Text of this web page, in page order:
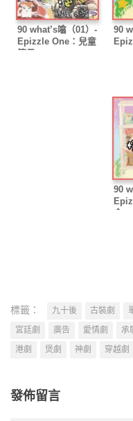
90 what’s噏（01）-
Epizzle One：兒童
節目
90
90
食
標籤： 九十後 古裝劇
宮廷劇
廣告 愛情劇 承
港劇
煲劇 神劇 穿越劇
發佈留言